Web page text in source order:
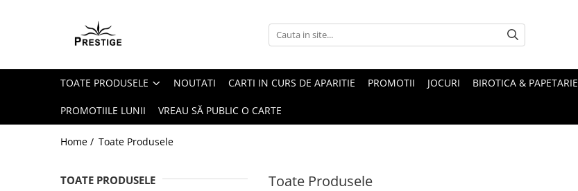
Toate Produsele
Pachete Speciale Carti
Spiritualitate - Ezoterism
AngelConnection
TOATE PRODUSELE NOUTATI CARTI IN CURS DE APARITIE PROMOTII JOCURI BIROTICA & PAPETARIE
PROMOTIILE LUNII VREAU SĂ PUBLIC O CARTE
Home / Toate Produsele
Toate Produsele
TOATE PRODUSELE